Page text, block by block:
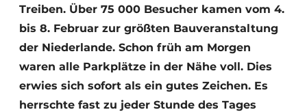
Werben
Treiben. Über 75 000 Besucher kamen vom 4.
bis 8. Februar zur größten Bauveranstaltung
der Niederlande. Schon früh am Morgen
waren alle Parkplätze in der Nähe voll. Dies
erwies sich sofort als ein gutes Zeichen. Es
herrschte fast zu jeder Stunde des Tages